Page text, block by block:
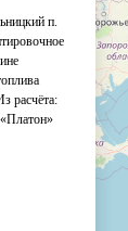
п.
расчёта: